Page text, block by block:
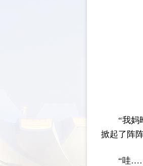
“我妈
掀起了阵
“哇